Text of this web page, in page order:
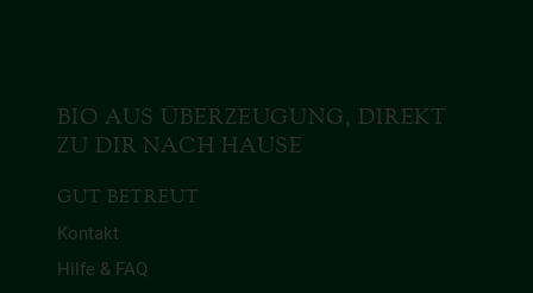
BIO AUS ÜBERZEUGUNG, DIREKT
ZU DIR NACH HAUSE
GUT BETREUT
Kontakt
Hilfe & FAQ